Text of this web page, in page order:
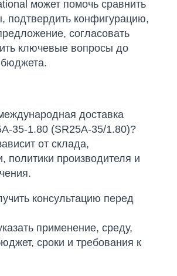
может помочь сравнить
подтвердить конфигурацию,
согласовать
ключевые вопросы до
доставка
35-1.80 (SR25A-35/1.80)?
от склада,
политики производителя и
консультацию перед
применение, среду,
сроки и требования к